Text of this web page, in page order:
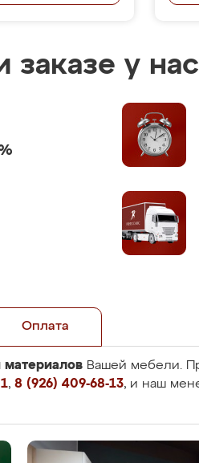
заказе у нас
Оплата
материалов Вашей мебели.
, 8 (926) 409-68-13, и наш